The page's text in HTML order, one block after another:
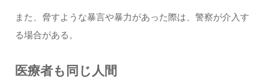
また、脅すような暴言や暴力があった際は、警察が介入す
る場合がある。
医療者も同じ人間